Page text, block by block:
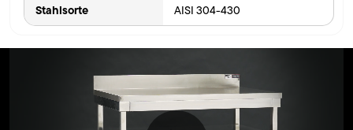
Stahlsorte AISI 304-430